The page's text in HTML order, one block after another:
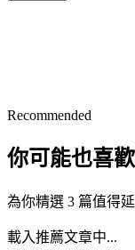
Recommended
你可能也喜歡
為你精選 3 篇值得
載入推薦文章中...